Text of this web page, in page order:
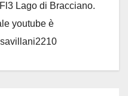
Lago di Bracciano.
youtube è